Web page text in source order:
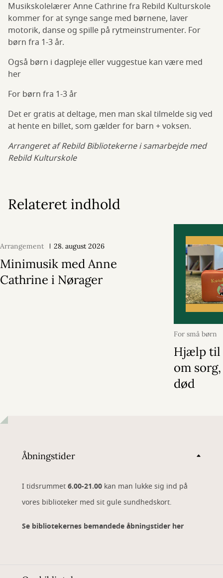
Musikskolelærer Anne Cathrine fra Rebild Kulturskole
kommer for at synge sange med børnene, laver
motorik, danse og spille på rytmeinstrumenter. For
børn fra 1-3 år.
Også børn i dagpleje eller vuggestue kan være med
her
For børn fra 1-3 år
Det er gratis at deltage, men man skal tilmelde sig ved
at hente en billet, som gælder for barn + voksen.
Arrangeret af Rebild Bibliotekerne i samarbejde med
Rebild Kulturskole
Relateret indhold
Arrangement 28. august 2026
Minimusik med Anne
Cathrine i Nørager
For små børn
2024
Hjælp til
om
død
Åbningstider
I tidsrummet6.00-21.00 kan man lukke sig ind på
vores biblioteker med sit gule sundhedskort.
Se bibliotekernes bemandede åbningstider her